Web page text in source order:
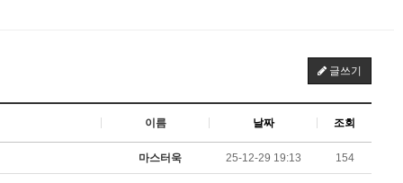
글쓰기
이름 날짜 조회
마스터욱 25-12-29 19:13 154
10:41:14
일본인이 카레가 맛있으면 하는말은?
10:41:52
비회원8e48be417jjo2ju090lv65fnf5 와 카레 마시따!
10:41:56